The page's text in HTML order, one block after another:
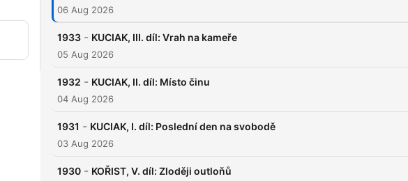
pohodlně poslouchat v
06 Aug 2026
1933 - KUCIAK, III. díl: Vrah na kameře
05 Aug 2026
1932 - KUCIAK, II. díl: Místo činu
04 Aug 2026
1931 - KUCIAK, I. díl: Poslední den na svobodě
03 Aug 2026
1930 - KOŘIST, V. díl: Zloději outloňů